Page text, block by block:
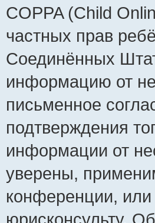
COPPA (Child
частных прав
Соединённых
информацию от
письменное
подтверждения
информации от
уверены,
конференции,
юрисконсульту.